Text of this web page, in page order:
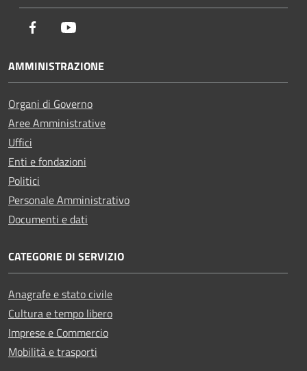
Facebook
AMMINISTRAZIONE
Organi di Governo
Aree Amministrative
Uffici
Enti e fondazioni
Politici
Personale Amministrativo
Documenti e dati
CATEGORIE DI SERVIZIO
Anagrafe e stato civile
Cultura e tempo libero
Imprese e Commercio
Mobilità e trasporti